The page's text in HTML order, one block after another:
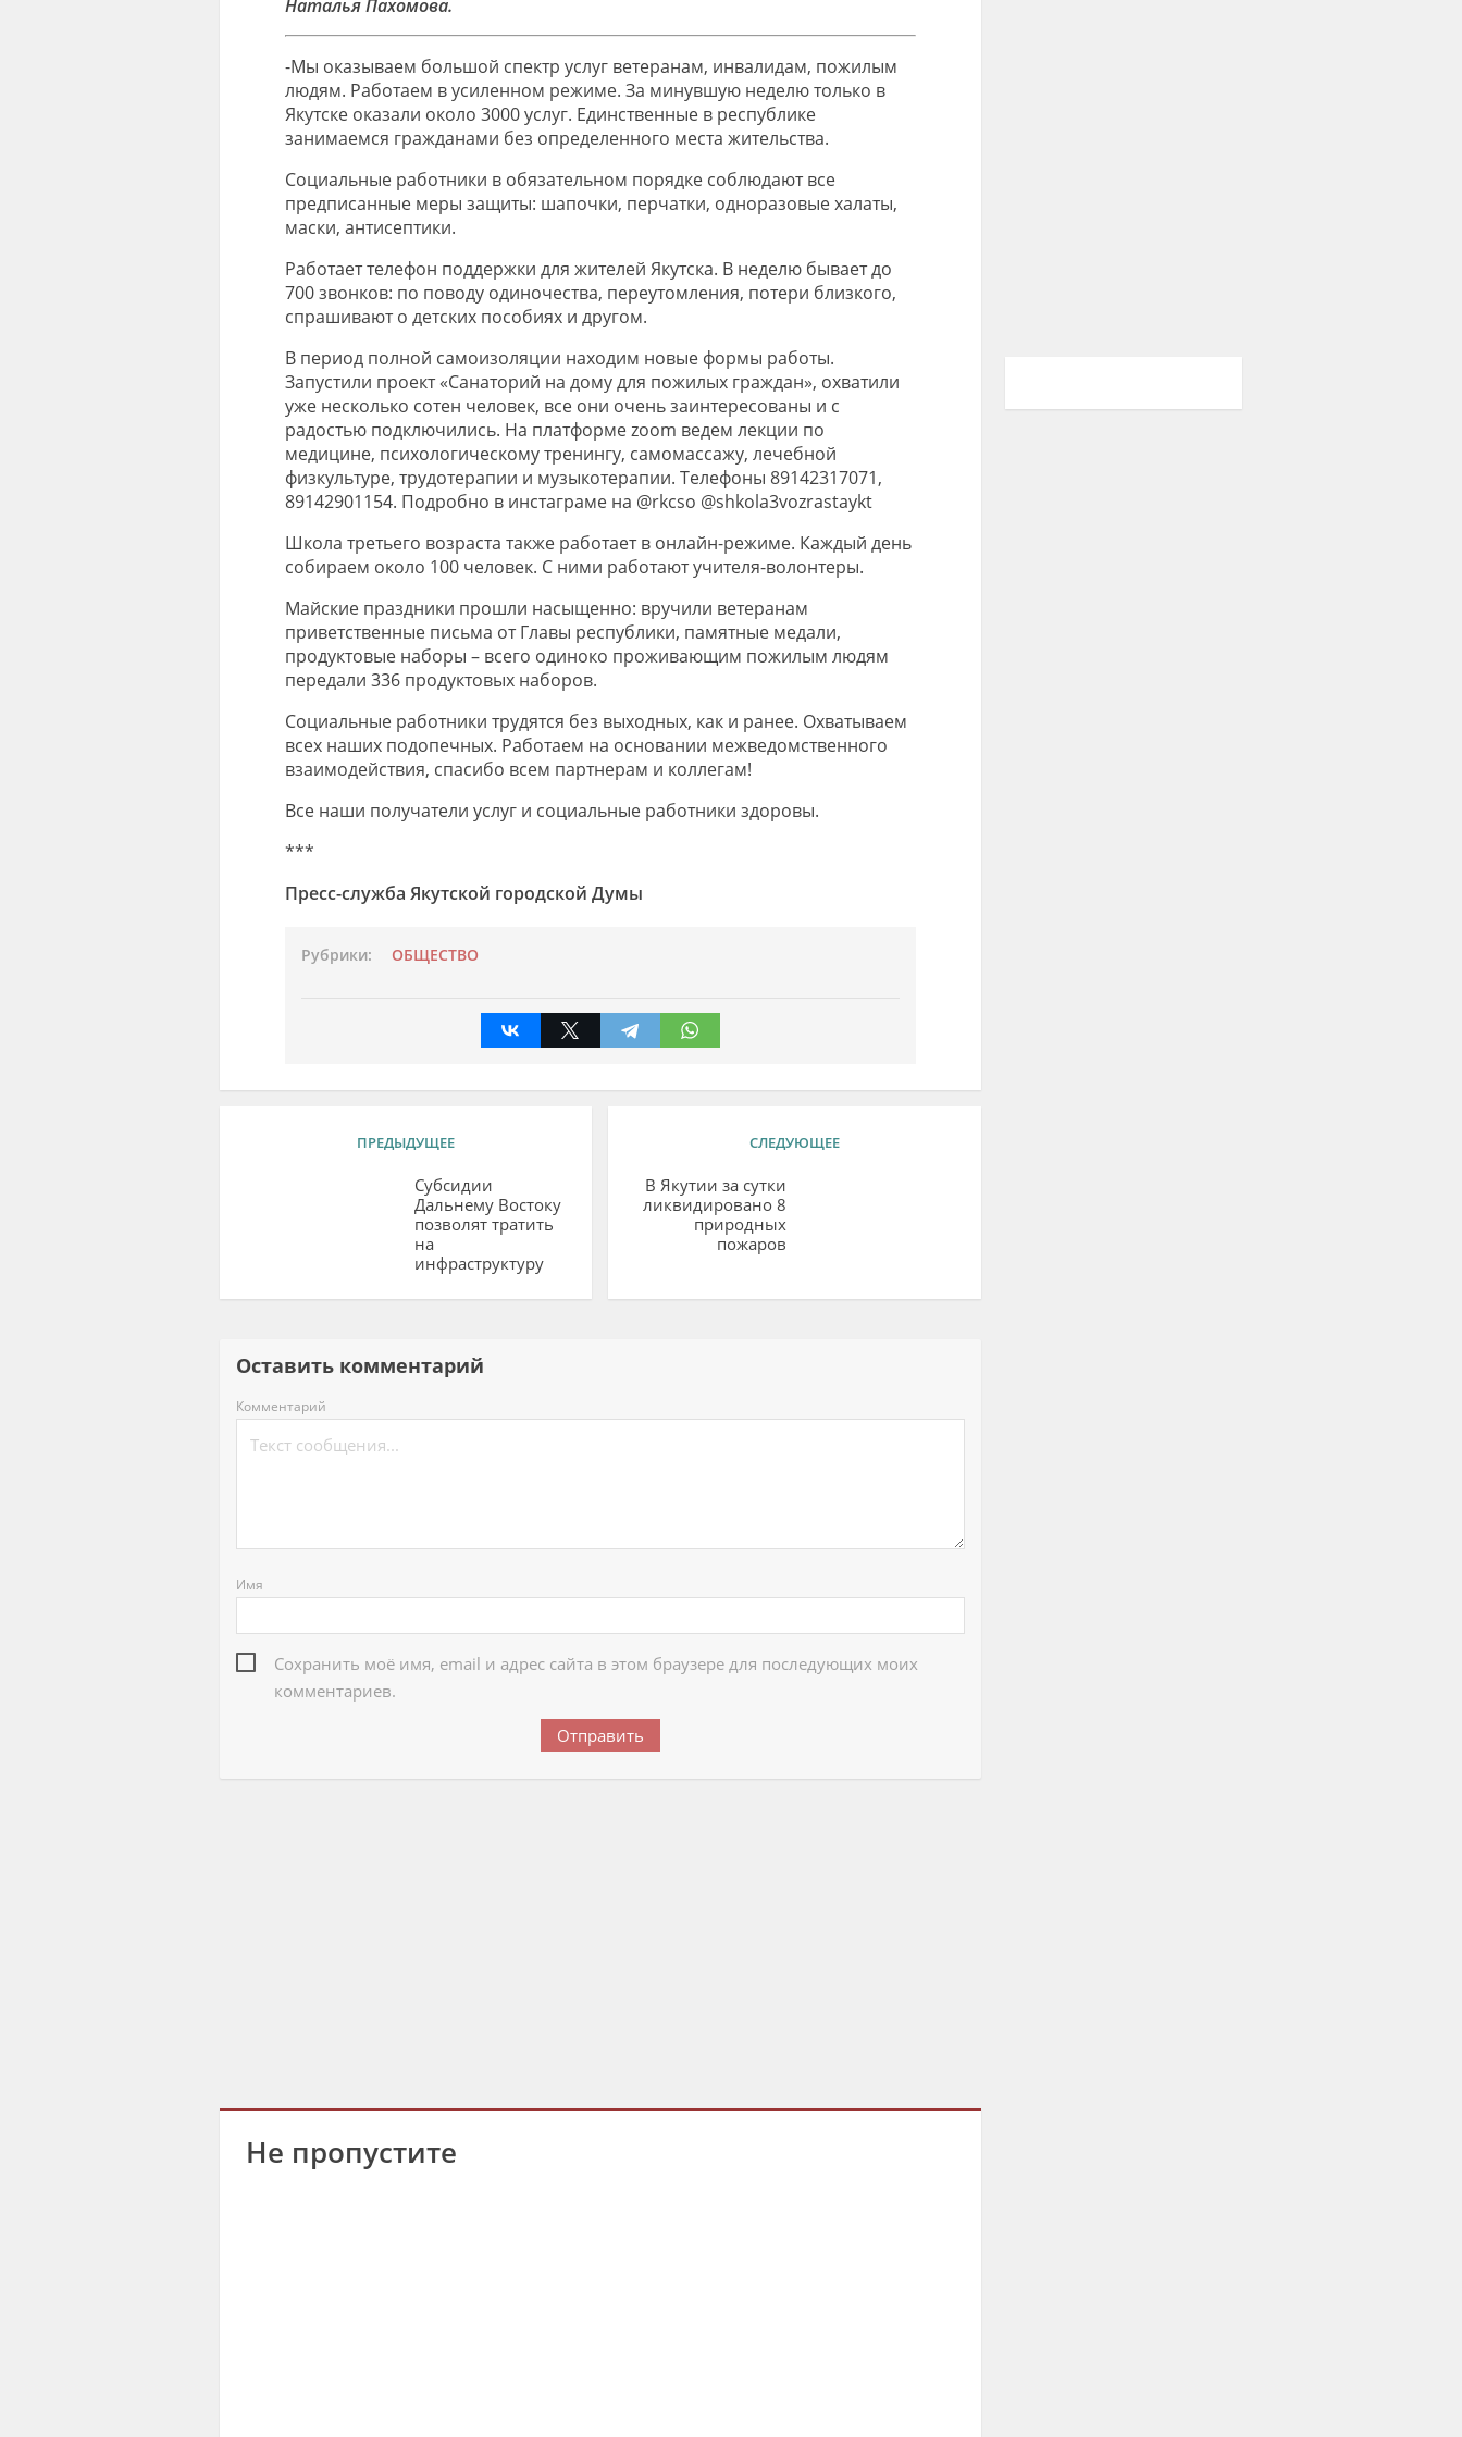
Наталья Пахомова.
-Мы оказываем большой спектр услуг ветеранам, инвалидам, пожилым
людям. Работаем в усиленном режиме. За минувшую неделю только в
Якутске оказали около 3000 услуг. Единственные в республике
занимаемся гражданами без определенного места жительства.
Социальные работники в обязательном порядке соблюдают все
предписанные меры защиты: шапочки, перчатки, одноразовые халаты,
маски, антисептики.
Работает телефон поддержки для жителей Якутска. В неделю бывает до
700 звонков: по поводу одиночества, переутомления, потери близкого,
спрашивают о детских пособиях и другом.
В период полной самоизоляции находим новые формы работы.
Запустили проект «Санаторий на дому для пожилых граждан», охватили
уже несколько сотен человек, все они очень заинтересованы и с
радостью подключились. На платформе zoom ведем лекции по
медицине, психологическому тренингу, самомассажу, лечебной
физкультуре, трудотерапии и музыкотерапии. Телефоны 89142317071,
89142901154. Подробно в инстаграме на @rkcso @shkola3vozrastaykt
Школа третьего возраста также работает в онлайн-режиме. Каждый день
собираем около 100 человек. С ними работают учителя-волонтеры.
Майские праздники прошли насыщенно: вручили ветеранам
приветственные письма от Главы республики, памятные медали,
продуктовые наборы – всего одиноко проживающим пожилым людям
передали 336 продуктовых наборов.
Социальные работники трудятся без выходных, как и ранее. Охватываем
всех наших подопечных. Работаем на основании межведомственного
взаимодействия, спасибо всем партнерам и коллегам!
Все наши получатели услуг и социальные работники здоровы.
***
Пресс-служба Якутской городской Думы
Рубрики: ОБЩЕСТВО
ПРЕДЫДУЩЕЕ
Субсидии
Дальнему Востоку
позволят тратить
на
инфраструктуру
СЛЕДУЮЩЕЕ
В Якутии за сутки
ликвидировано 8
природных
пожаров
Оставить комментарий
Комментарий
Имя
Сохранить моё имя, email и адрес сайта в этом браузере для последующих моих
комментариев.
Не пропустите